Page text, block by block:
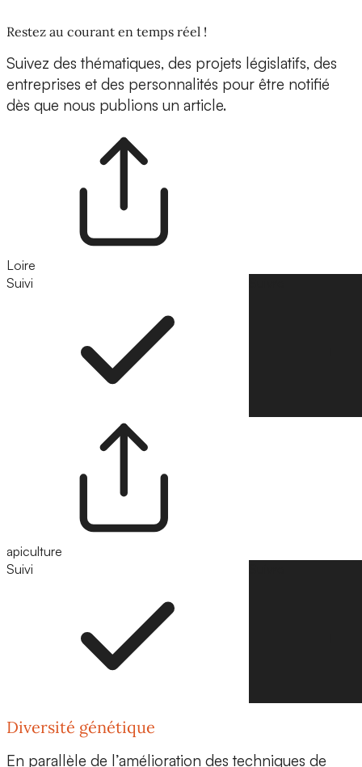
Restez au courant en temps réel !
Suivez des thématiques, des projets législatifs, des
entreprises et des personnalités pour être notifié
dès que nous publions un article.
Loire
Suivi
apiculture
Suivi
Diversité génétique
En parallèle de l’amélioration des techniques de